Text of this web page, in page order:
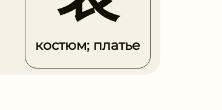
костюм; платье